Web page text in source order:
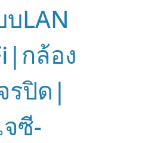
บLAN
กล้อง
รปิด|
จซี-